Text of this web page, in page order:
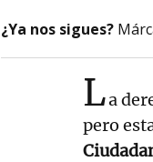
¿Ya nos sigues?
La
pero